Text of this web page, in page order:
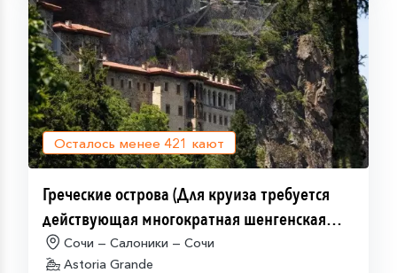
Осталось менее 421 кают
Греческие острова (Для круиза требуется
действующая многократная шенгенская
виза)Сочи — Салоники — Сочи
Astoria Grande